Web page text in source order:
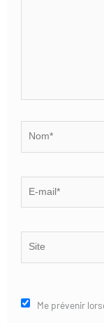
mail*
Me prévenir